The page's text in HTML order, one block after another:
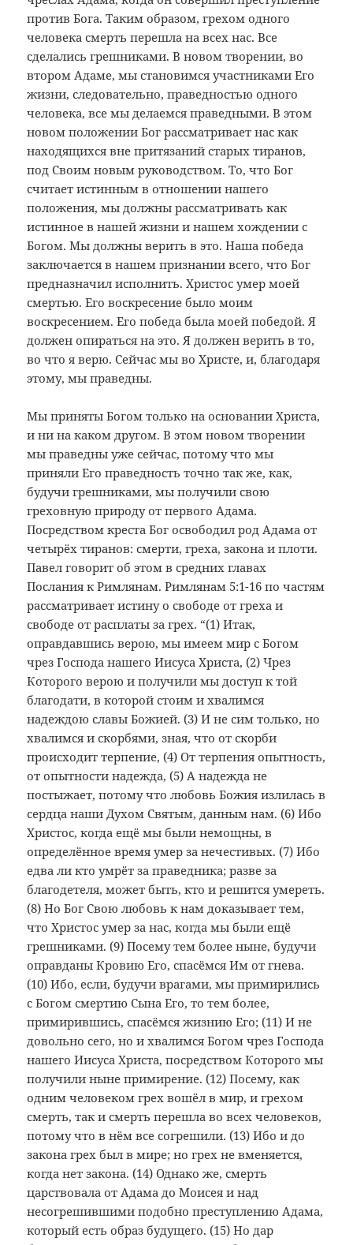
против Бога. Таким образом, грехом одного
человека смерть перешла на всех нас. Все
сделались грешниками. В новом творении, во
втором Адаме, мы становимся участниками Его
жизни, следовательно, праведностью одного
человека, все мы делаемся праведными. В этом
новом положении Бог рассматривает нас как
находящихся вне притязаний старых тиранов,
под Своим новым руководством. То, что Бог
считает истинным в отношении нашего
положения, мы должны рассматривать как
истинное в нашей жизни и нашем хождении с
Богом. Мы должны верить в это. Наша победа
заключается в нашем признании всего, что Бог
предназначил исполнить. Христос умер моей
смертью. Его воскресение было моим
воскресением. Его победа была моей победой. Я
должен опираться на это. Я должен верить в то,
во что я верю. Сейчас мы во Христе, и, благодаря
этому, мы праведны.
Мы приняты Богом только на основании Христа,
и ни на каком другом. В этом новом творении
мы праведны уже сейчас, потому что мы
приняли Его праведность точно так же, как,
будучи грешниками, мы получили свою
греховную природу от первого Адама.
Посредством креста Бог освободил род Адама от
четырёх тиранов: смерти, греха, закона и плоти.
Павел говорит об этом в средних главах
Послания к Римлянам. Римлянам 5:1-16 по частям
рассматривает истину о свободе от греха и
свободе от расплаты за грех. “(1) Итак,
оправдавшись верою, мы имеем мир с Богом
чрез Господа нашего Иисуса Христа, (2) Чрез
Которого верою и получили мы доступ к той
благодати, в которой стоим и хвалимся
надеждою славы Божией. (3) И не сим только, но
хвалимся и скорбями, зная, что от скорби
происходит терпение, (4) От терпения опытность,
от опытности надежда, (5) А надежда не
постыжает, потому что любовь Божия излилась в
сердца наши Духом Святым, данным нам. (6) Ибо
Христос, когда ещё мы были немощны, в
определённое время умер за нечестивых. (7) Ибо
едва ли кто умрёт за праведника; разве за
благодетеля, может быть, кто и решится умереть.
(8) Но Бог Свою любовь к нам доказывает тем,
что Христос умер за нас, когда мы были ещё
грешниками. (9) Посему тем более ныне, будучи
оправданы Кровию Его, спасёмся Им от гнева.
(10) Ибо, если, будучи врагами, мы примирились
с Богом смертию Сына Его, то тем более,
примирившись, спасёмся жизнию Его; (11) И не
довольно сего, но и хвалимся Богом чрез Господа
нашего Иисуса Христа, посредством Которого мы
получили ныне примирение. (12) Посему, как
одним человеком грех вошёл в мир, и грехом
смерть, так и смерть перешла во всех человеков,
потому что в нём все согрешили. (13) Ибо и до
закона грех был в мире; но грех не вменяется,
когда нет закона. (14) Однако же, смерть
царствовала от Адама до Моисея и над
несогрешившими подобно преступлению Адама,
который есть образ будущего. (15) Но дар